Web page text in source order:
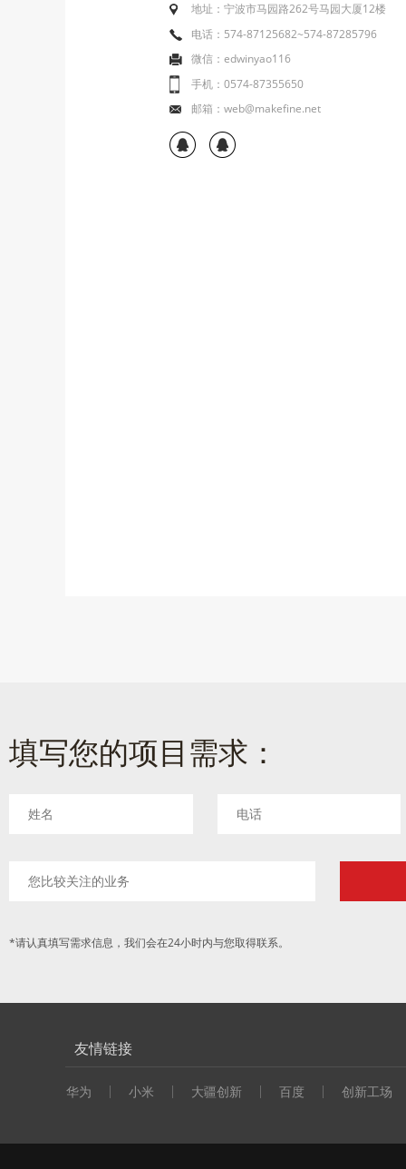
地址：宁波市马园路262号马园大厦12楼
电话：574-87125682~574-87285796
微信：edwinyao116
手机：0574-87355650
邮箱：web@makefine.net
填写您的项目需求：
*请认真填写需求信息，我们会在24小时内与您取得联系。
友情链接
华为 小米 大疆创新 百度 创新工场